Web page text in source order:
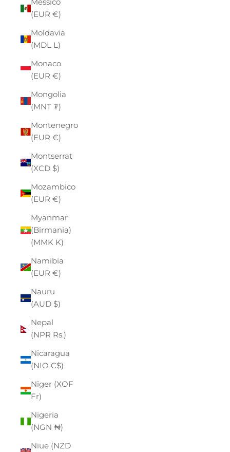
(EUR €)
Moldavia
(MDL L)
Monaco
(EUR €)
Mongolia
(MNT ₮)
Montenegro
(EUR €)
Montserrat
(XCD $)
Mozambico
(EUR €)
Myanmar
(Birmania)
(MMK K)
Namibia
(EUR €)
Nauru
(AUD $)
Nepal
(NPR Rs.)
Nicaragua
(NIO C$)
Niger (XOF
Fr)
Nigeria
(NGN ₦)
Niue (NZD